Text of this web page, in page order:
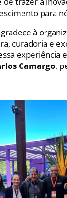
para
à
curadoria e
experiência
Camargo,